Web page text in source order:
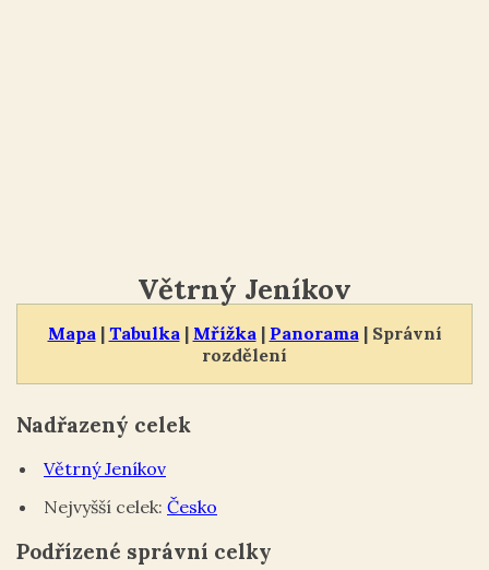
Mapa | Tabulka | Mřížka | Panorama | Správní
rozdělení
Větrný Jeníkov
Nadřazený celek
Větrný Jeníkov
Nejvyšší celek: Česko
Podřízené správní celky